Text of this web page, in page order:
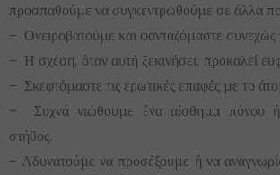
προσπαθούμε να συγκεντρωθούμε σε άλλα
– Ονειροβατούμε και φανταζόμαστε συνεχώς
– Η σχέση, όταν αυτή ξεκινήσει, προκαλεί
– Σκεφτόμαστε τις ερωτικές επαφές με το
– Συχνά νιώθουμε ένα αίσθημα πόνου ή
στήθος.
– Αδυνατούμε να προσέξουμε ή να